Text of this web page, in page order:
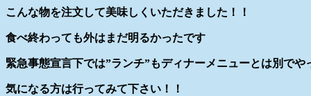
こんな物を注文して美味しくいただきました！！
食べ終わっても外はまだ明るかったです
緊急事態宣言下では”ランチ”もディナーメニューとは別でや
気になる方は行ってみて下さい！！